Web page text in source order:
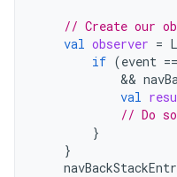
// Create our
val observer =
if (event ==
&&
val
// Do
}
}